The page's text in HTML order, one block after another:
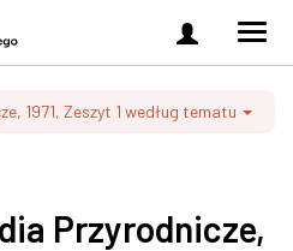
Zaloguj
się
1971, Zeszyt 1 według tematu
Przyrodnicze,